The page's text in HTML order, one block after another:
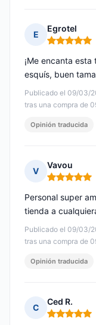
E
Egrotel
Nota: 5 de 5
Publicado el 09/03/
tras una compra de
¡Me encanta
esquís, buen
Opinión traducida
V
Vavou
Nota: 5 de 5
Publicado el 09/03/
tras una compra de
Personal super
tienda a
Opinión traducida
C
Ced R.
Nota: 5 de 5